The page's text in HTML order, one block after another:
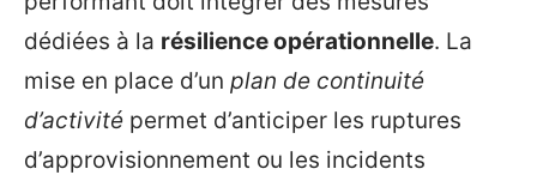
dédiées à la résilience opérationnelle. La
mise en place d’un plan de continuité
d’activité permet d’anticiper les ruptures
d’approvisionnement ou les incidents